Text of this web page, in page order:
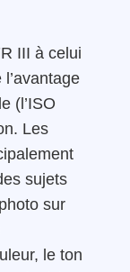
III à celui
(l’ISO
Les
sujets
sur
le ton